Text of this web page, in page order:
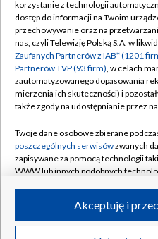
Biuro
Oferta
Rada
Polityka
©2026 Telewizja Polska
korzystanie z technologii
dostęp do informacji na Twoim
przechowywanie oraz na
nas, czyli Telewizję Polską S.A. w
Zaufanych Partnerów z IAB* (1201
Partnerów TVP (93 firm), w celach
zautomatyzowanego dopasowania
mierzenia ich skuteczności) i
także zgody na udostępnianie przez
Twoje dane osobowe zbierane
poszczególnych serwisówzwanych
zapisywane za pomocą technologii
WWW lub innych podobnych
ruchu w Internecie.
Twoje dane osobowe zbierane
Akceptuję i